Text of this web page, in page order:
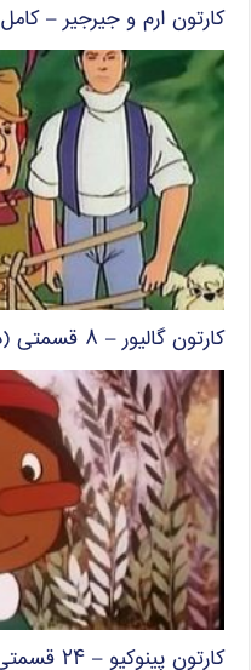
کارتون ارم و جیرجیر –
کارتون گالیور – ۸ قسمتی (دوبله فارسی)
کارتون پینوکیو – ۲۴ قسمتی (دوبله فارسی)